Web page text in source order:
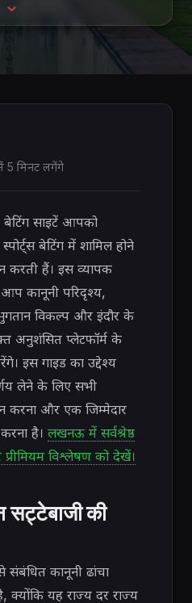
5 मिनट लगेंगे
बेटिंग साइटें आपको
बेटिंग में शामिल होने
करती हैं। इस व्यापक
कानूनी परिदृश्य,
विकल्प और इंदौर के
अनुशंसित प्लेटफॉर्म के
इस गाइड का उद्देश्य
लेने के लिए सभी
करना और एक जिम्मेदार
है। लखनऊ में सर्वश्रेष्ठ
विश्लेषण को देखें।
सट्टेबाजी की
कानूनी ढांचा
क्योंकि यह राज्य दर राज्य